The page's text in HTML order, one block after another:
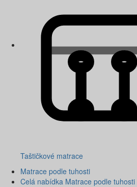
Taštičkové matrace
Matrace podle tuhosti
Celá nabídka Matrace podle tuhosti